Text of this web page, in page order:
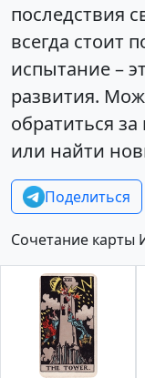
последствия
всегда стоит
испытание –
развития.
обратиться
или найти
Поделиться
Сочетание карты